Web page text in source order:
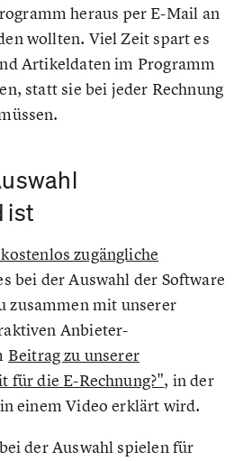
heraus per E-Mail an
wollten. Viel Zeit spart es
Artikeldaten im Programm
statt sie bei jeder Rechnung
ist
zugängliche
bei der Auswahl der Software
zusammen mit unserer
Anbieter-
Beitrag zu unserer
für die E-Rechnung?", in der
einem Video erklärt wird.
der Auswahl spielen für